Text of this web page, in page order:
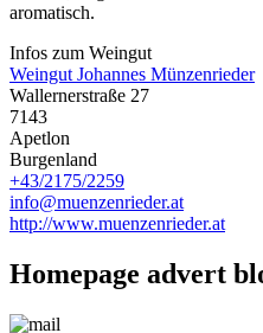
aromatisch.
Infos zum Weingut
Weingut Johannes Münzenrieder
Wallernerstraße 27
7143
Apetlon
Burgenland
+43/2175/2259
info@muenzenrieder.at
http://www.muenzenrieder.at
Homepage advert